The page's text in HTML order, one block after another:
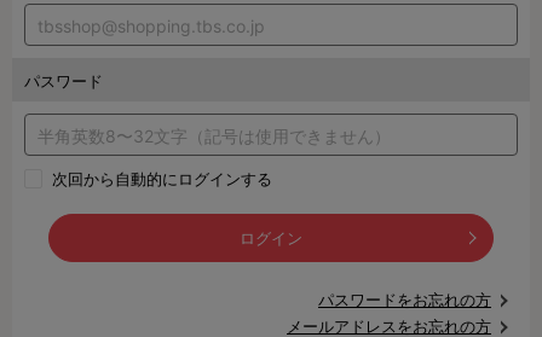
パスワード
次回から自動的にログインする
ログイン
パスワードをお忘れの方
メールアドレスをお忘れの方